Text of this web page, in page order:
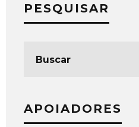
PESQUISAR
APOIADORES